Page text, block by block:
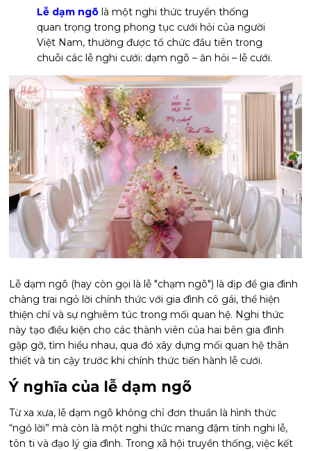
Lễ dạm ngõ là một nghi thức truyền thống
quan trọng trong phong tục cưới hỏi của người
Việt Nam, thường được tổ chức đầu tiên trong
chuỗi các lễ nghi cưới: dạm ngõ – ăn hỏi – lễ cưới.
Lễ dạm ngõ (hay còn gọi là lễ "chạm ngõ") là dịp để gia đình
chàng trai ngỏ lời chính thức với gia đình cô gái, thể hiện
thiện chí và sự nghiêm túc trong mối quan hệ. Nghi thức
này tạo điều kiện cho các thành viên của hai bên gia đình
gặp gỡ, tìm hiểu nhau, qua đó xây dựng mối quan hệ thân
thiết và tin cậy trước khi chính thức tiến hành lễ cưới.
Ý nghĩa của lễ dạm ngõ
Từ xa xưa, lễ dạm ngõ không chỉ đơn thuần là hình thức
“ngỏ lời” mà còn là một nghi thức mang đậm tính nghi lễ,
tôn ti và đạo lý gia đình. Trong xã hội truyền thống, việc kết